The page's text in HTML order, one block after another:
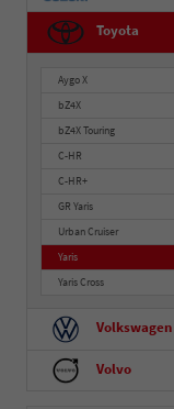
Toyota
Aygo X
bZ4X
bZ4X Touring
C-HR
C-HR+
GR Yaris
Urban Cruiser
Yaris
Yaris Cross
Volkswagen
Volvo